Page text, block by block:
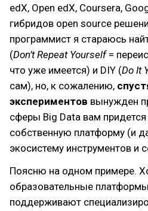
edX, Open edX, Coursera,
гибридов open source
программист я стараюсь
(Don’t Repeat Yourself=
что уже имеется) и DIY (Do It
сам), но, к сожалению,
экспериментов вынужден
сферы Big Data вам придется
собственную платформу (и
экосистему инструментов и
Поясню на одном примере.
образовательные
поддерживают